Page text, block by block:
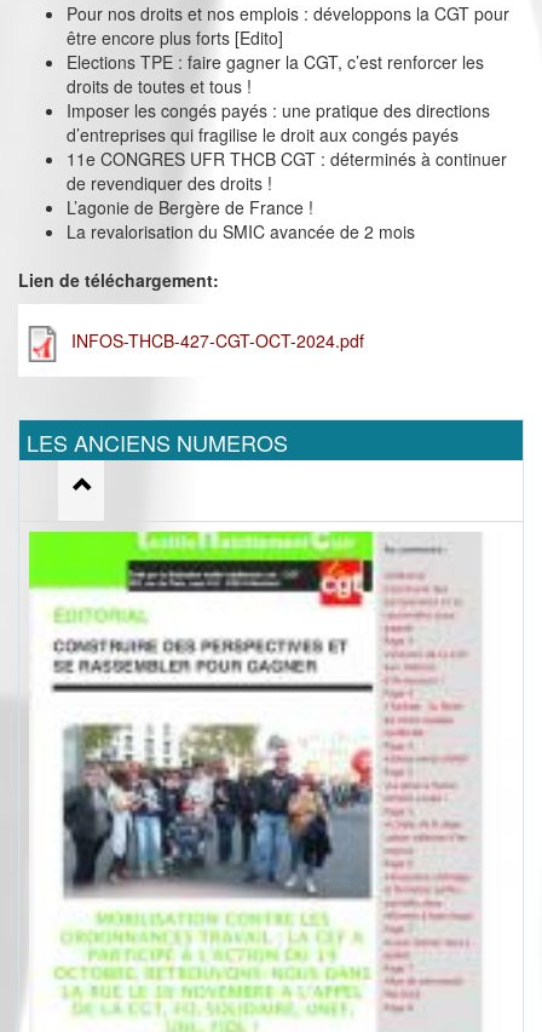
Pour nos droits et nos emplois : développons la CGT pour
être encore plus forts [Edito]
Elections TPE : faire gagner la CGT, c’est renforcer les
droits de toutes et tous !
Imposer les congés payés : une pratique des directions
d’entreprises qui fragilise le droit aux congés payés
11e CONGRES UFR THCB CGT : déterminés à continuer
de revendiquer des droits !
L’agonie de Bergère de France !
La revalorisation du SMIC avancée de 2 mois
Lien de téléchargement:
INFOS-THCB-427-CGT-OCT-2024.pdf
LES ANCIENS NUMEROS